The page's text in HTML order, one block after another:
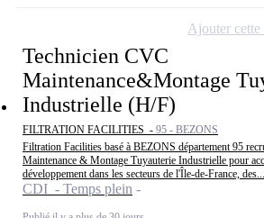
Technicien CVC
Maintenance&Montage
Industrielle (H/F)
FILTRATION FACILITIES - 95 - BEZONS
Filtration Facilities basé à BEZONS département 95
Maintenance & Montage Tuyauterie Industrielle pour
développement dans les secteurs de l'Île-de-France, des...
CDI - Temps plein
Ajouter